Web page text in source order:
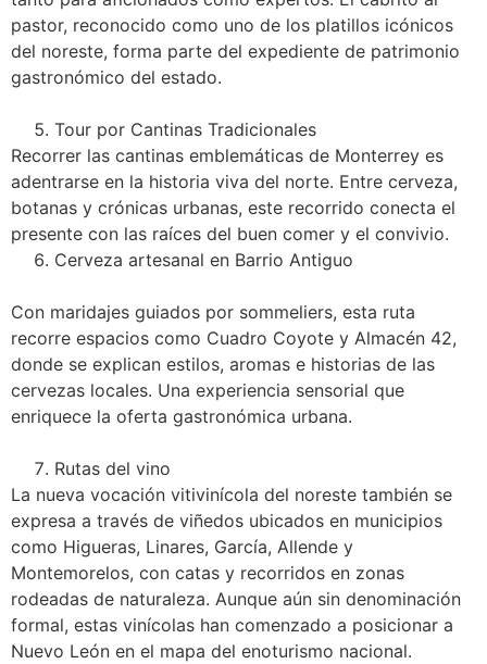
pastor, reconocido como uno de los platillos icónicos
del noreste, forma parte del expediente de patrimonio
gastronómico del estado.
Tour por Cantinas Tradicionales
Recorrer las cantinas emblemáticas de Monterrey es
adentrarse en la historia viva del norte. Entre cerveza,
botanas y crónicas urbanas, este recorrido conecta el
presente con las raíces del buen comer y el convivio.
Cerveza artesanal en Barrio Antiguo
Con maridajes guiados por sommeliers, esta ruta
recorre espacios como Cuadro Coyote y Almacén 42,
donde se explican estilos, aromas e historias de las
cervezas locales. Una experiencia sensorial que
enriquece la oferta gastronómica urbana.
Rutas del vino
La nueva vocación vitivinícola del noreste también se
expresa a través de viñedos ubicados en municipios
como Higueras, Linares, García, Allende y
Montemorelos, con catas y recorridos en zonas
rodeadas de naturaleza. Aunque aún sin denominación
formal, estas vinícolas han comenzado a posicionar a
Nuevo León en el mapa del enoturismo nacional.